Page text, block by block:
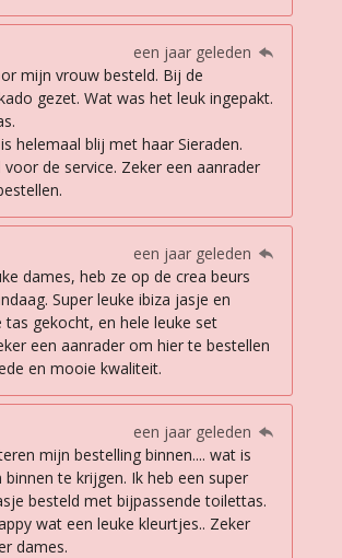
een jaar geleden
mijn vrouw besteld. Bij de
gezet. Wat was het leuk ingepakt.
helemaal blij met haar Sieraden.
de service. Zeker een aanrader
een jaar geleden
dames, heb ze op de crea beurs
Super leuke ibiza jasje en
tas gekocht, en hele leuke set
een aanrader om hier te bestellen
en mooie kwaliteit.
een jaar geleden
mijn bestelling binnen.... wat is
te krijgen. Ik heb een super
besteld met bijpassende toilettas.
wat een leuke kleurtjes.. Zeker
dames.